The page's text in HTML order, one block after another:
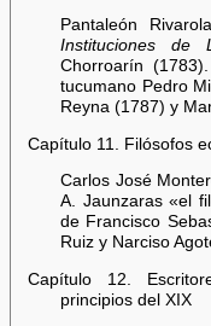
Pantaleón
Instituciones de
Chorroarín
tucumano Pedro
Reyna (1787) y
Capítulo 11. Filósofos
Carlos José
A. Jaunzaras «el
de Francisco
Ruiz y Narciso
Capítulo 12.
principios del XIX